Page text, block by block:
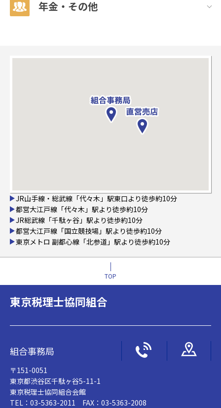
年金・その他
JR山手線・総武線「代々木」駅東口より徒歩約10分
都営大江戸線「代々木」駅より徒歩約10分
JR総武線「千駄ヶ谷」駅より徒歩約10分
都営大江戸線「国立競技場」駅より徒歩約10分
東京メトロ 副都心線「北参道」駅より徒歩約10分
TOP
東京税理士協同組合
組合事務局
〒151-0051
東京都渋谷区千駄ヶ谷5-11-1
東京税理士協同組合会館
TEL：03-5363-2011 FAX：03-5363-2008